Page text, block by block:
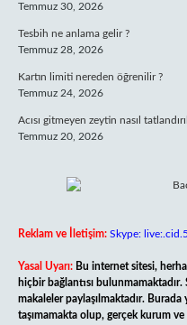
Temmuz 30, 2026
Tesbih ne anlama gelir ?
Temmuz 28, 2026
Kartın limiti nereden öğrenilir ?
Temmuz 24, 2026
Acısı gitmeyen zeytin nasıl
Temmuz 20, 2026
Reklam ve İletişim: Skype:
Yasal Uyarı: Bu internet sitesi,
hiçbir bağlantısı bulunmamaktadır.
makaleler paylaşılmaktadır.
taşımamakta olup, gerçek kurum ve